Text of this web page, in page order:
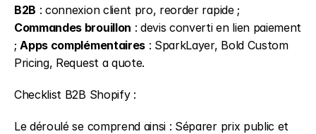
B2B
Commandes brouillon : devis converti en lien paiement
; Apps complémentaires : SparkLayer, Bold Custom
Pricing, Request a quote.
Checklist B2B Shopify :
Le déroulé se comprend ainsi : Séparer prix public et